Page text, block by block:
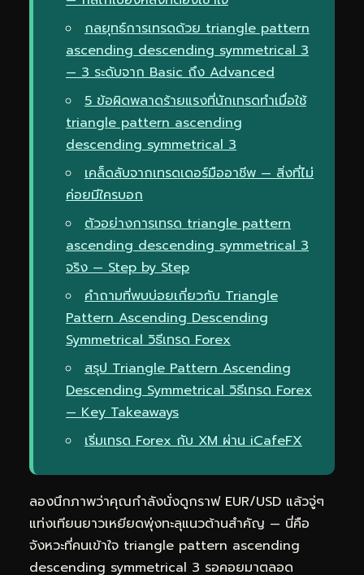
กลยุทธ์การเทรดด้วย triangle pattern
ascending descending symmetrical 3
— 3 ระดับจาก Basic ถึง Advanced
5 ข้อผิดพลาดร้ายแรงที่นักเทรดทำเมื่อใช้
triangle pattern ascending
descending symmetrical 3
เคล็ดลับจากเทรดเดอร์มืออาชีพ — สิ่งที่ไม่
ค่อยมีใครบอก
ตัวอย่างการเทรด triangle pattern
ascending descending symmetrical 3
จริง — Step by Step
คำถามที่พบบ่อยเกี่ยวกับ Triangle
Pattern Ascending Descending
Symmetrical วิธีเทรด Forex
สรุป Triangle Pattern Ascending
Descending Symmetrical วิธีเทรด Forex
— Key Takeaways
เริ่มเทรด Forex กับ XM ผ่าน iCafeFX
ลองนึกภาพว่าคุณกำลังนั่งดูกราฟ EUR/USD แล้วจู่ๆ
แท่งเทียนยาวเหยียดพุ่งทะลุแนวต้านสำคัญ — นี่คือ
จังหวะที่คนเข้าใจ triangle pattern ascending
descending symmetrical 3 รอคอยมาตลอด